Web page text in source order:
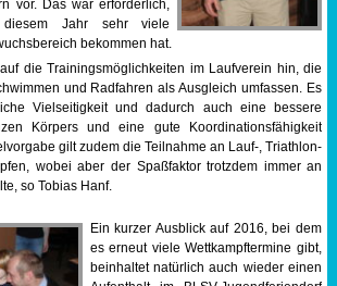
vor. Das war erforderlich,
Jahr sehr viele
bekommen hat.
die Trainingsmöglichkeiten im Laufverein hin, die
und Radfahren als Ausgleich umfassen. Es
Vielseitigkeit und dadurch auch eine bessere
Körpers und eine gute Koordinationsfähigkeit
gilt zudem die Teilnahme an Lauf-, Triathlon-
wobei aber der Spaßfaktor trotzdem immer an
so Tobias Hanf.
Ein kurzer Ausblick auf 2016, bei dem
es erneut viele Wettkampftermine gibt,
beinhaltet natürlich auch wieder einen